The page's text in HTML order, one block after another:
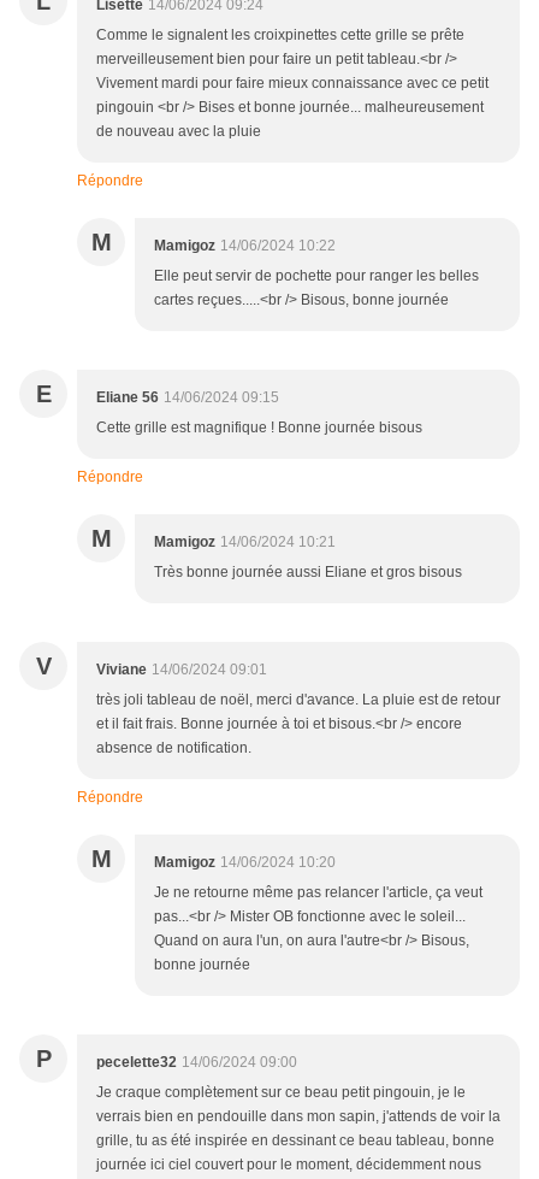
Lisette 14/06/2024 09:24
Comme le signalent les croixpinettes cette grille se prête
merveilleusement bien pour faire un petit tableau.<br />
Vivement mardi pour faire mieux connaissance avec ce petit
pingouin <br /> Bises et bonne journée... malheureusement
de nouveau avec la pluie
Répondre
M Mamigoz 14/06/2024 10:22
Elle peut servir de pochette pour ranger les belles
cartes reçues.....<br /> Bisous, bonne journée
E Eliane 56 14/06/2024 09:15
Cette grille est magnifique ! Bonne journée bisous
Répondre
M Mamigoz 14/06/2024 10:21
Très bonne journée aussi Eliane et gros bisous
V Viviane 14/06/2024 09:01
très joli tableau de noël, merci d'avance. La pluie est de retour
et il fait frais. Bonne journée à toi et bisous.<br /> encore
absence de notification.
Répondre
M Mamigoz 14/06/2024 10:20
Je ne retourne même pas relancer l'article, ça veut
pas...<br /> Mister OB fonctionne avec le soleil...
Quand on aura l'un, on aura l'autre<br /> Bisous,
bonne journée
P pecelette32 14/06/2024 09:00
Je craque complètement sur ce beau petit pingouin, je le
verrais bien en pendouille dans mon sapin, j'attends de voir la
grille, tu as été inspirée en dessinant ce beau tableau, bonne
journée ici ciel couvert pour le moment, décidemment nous